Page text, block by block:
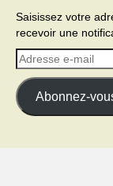
Saisissez votre
recevoir une
Adresse
e-
mail
Abonnez-